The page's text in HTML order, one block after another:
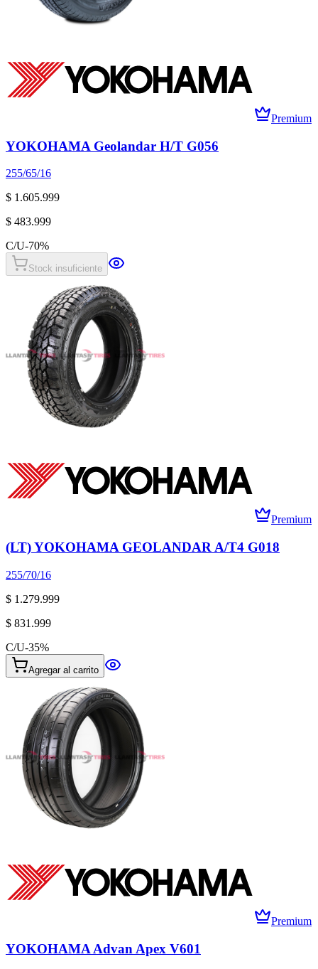
Premium
YOKOHAMA Geolandar H/T G056
255/65/16
$ 1.605.999
$ 483.999
C/U-70%
Stock insuficiente
Premium
(LT) YOKOHAMA GEOLANDAR A/T4 G018
255/70/16
$ 1.279.999
$ 831.999
C/U-35%
Agregar al carrito
Premium
YOKOHAMA Advan Apex V601